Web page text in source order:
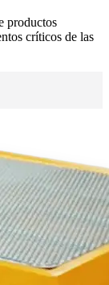
productos
críticos de las